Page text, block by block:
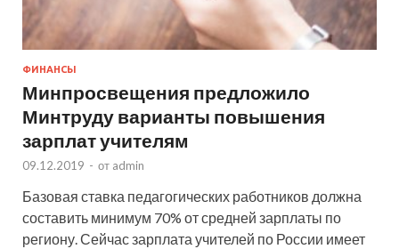
ФИНАНСЫ
Минпросвещения предложило
Минтруду варианты повышения
зарплат учителям
09.12.2019 - от admin
Базовая ставка педагогических работников должна
составить минимум 70% от средней зарплаты по
региону. Сейчас зарплата учителей по России имеет